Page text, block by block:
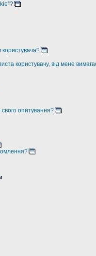
користувачу, від мене
свого опитування?